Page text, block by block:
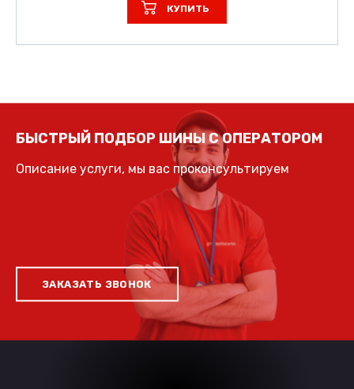
КУПИТЬ
БЫСТРЫЙ ПОДБОР ШИНЫ С ОПЕРАТОРОМ
Описание услуги, мы вас проконсультируем
ЗАКАЗАТЬ ЗВОНОК